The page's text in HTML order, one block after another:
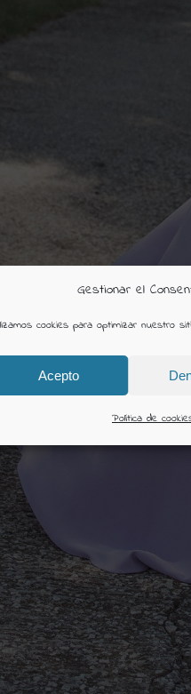
Gestionar el
cookies para optimizar nuestro
Acepto
Política de